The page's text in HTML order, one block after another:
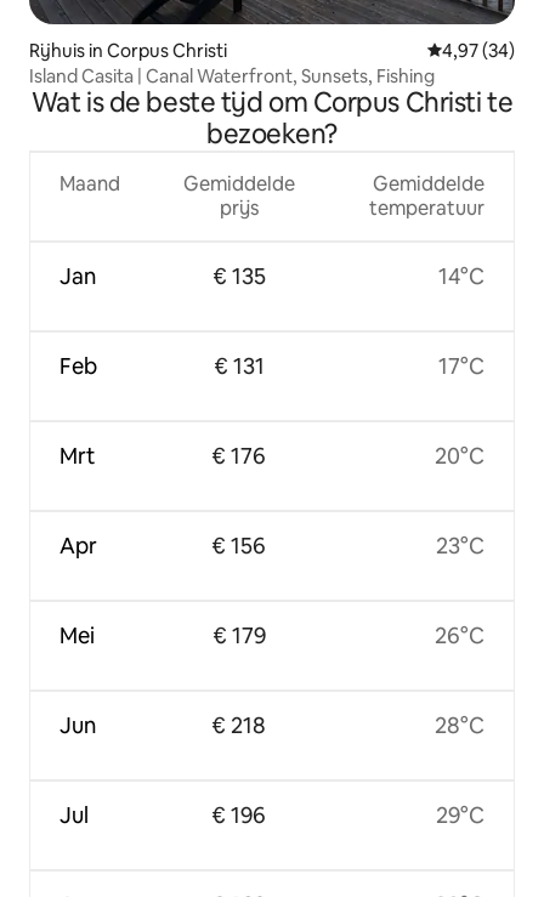
Rijhuis in Corpus Christi Gemiddelde
4,97 (34)
Island Casita | Canal Waterfront, Sunsets, Fishing
Wat is de beste tijd om Corpus Christi te
bezoeken?
Maand
Jan
Feb
Mrt
Apr
Mei
Jun
Jul
Gemiddelde
prijs
€ 135
€ 131
€ 176
€ 156
€ 179
€ 218
€ 196
Gemiddelde
temperatuur
14°C
17°C
20°C
23°C
26°C
28°C
29°C